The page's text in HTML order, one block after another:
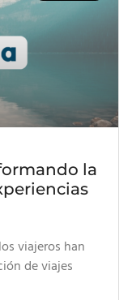
la
viajeros han
de viajes